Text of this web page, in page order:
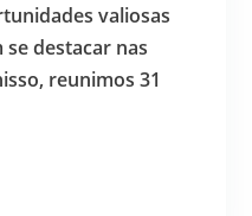
valiosas
destacar nas
reunimos 31